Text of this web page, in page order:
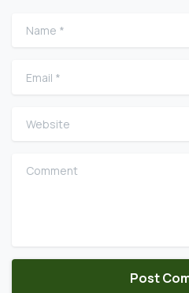
Name
Email
Website
Comment